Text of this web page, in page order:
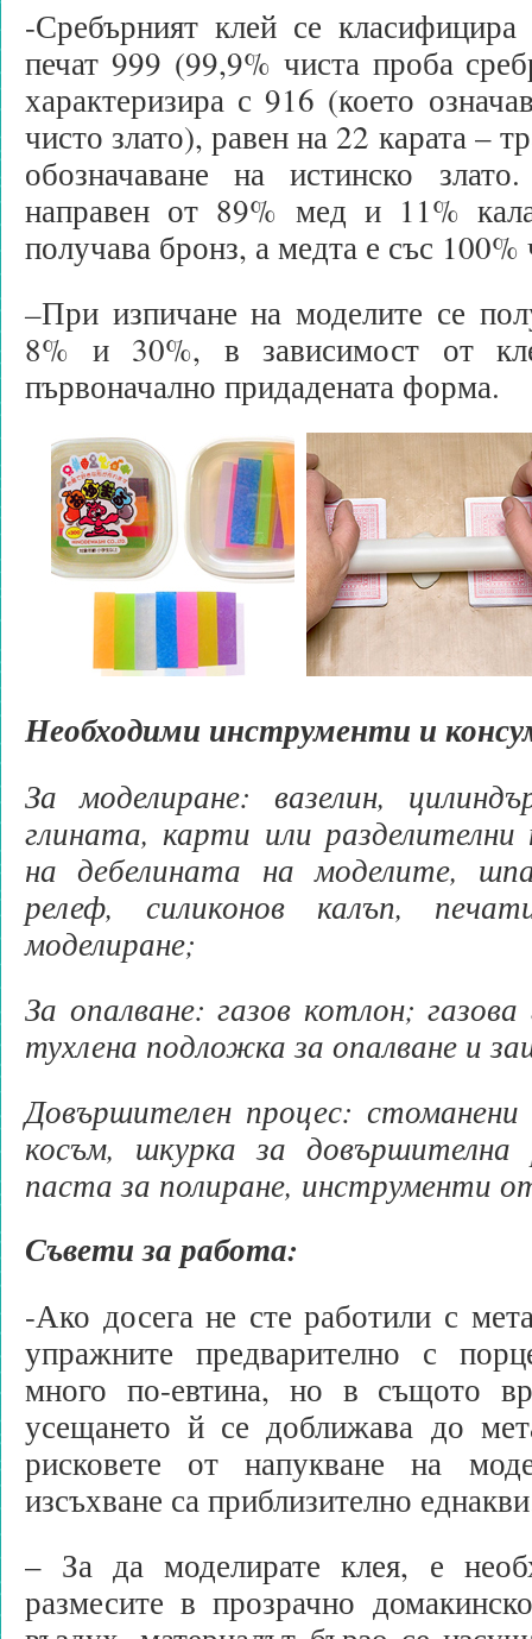
-Сребърният клей се
печат 999 (99,9% чиста проба
характеризира с 916 (което
чисто злато), равен на 22 карата –
обозначаване на истинско
направен от 89% мед и 11%
получава бронз, а медта е със 100%
–При изпичане на моделите се
8% и 30%, в зависимост от
първоначално придадената форма.
Необходими инструменти и
За моделиране: вазелин,
глината, карти или разделителни
на дебелината на моделите,
релеф, силиконов калъп,
моделиране;
За опалване: газов котлон; газова
тухлена подложка за опалване и
Довършителен процес:
косъм, шкурка за
паста за полиране, инструменти
Съвети за работа:
-Ако досега не сте работили с
упражните предварително с
много по-евтина, но в същото
усещането й се доближава до
рисковете от напукване на
изсъхване са приблизително
– За да моделирате клея, е
размесите в прозрачно